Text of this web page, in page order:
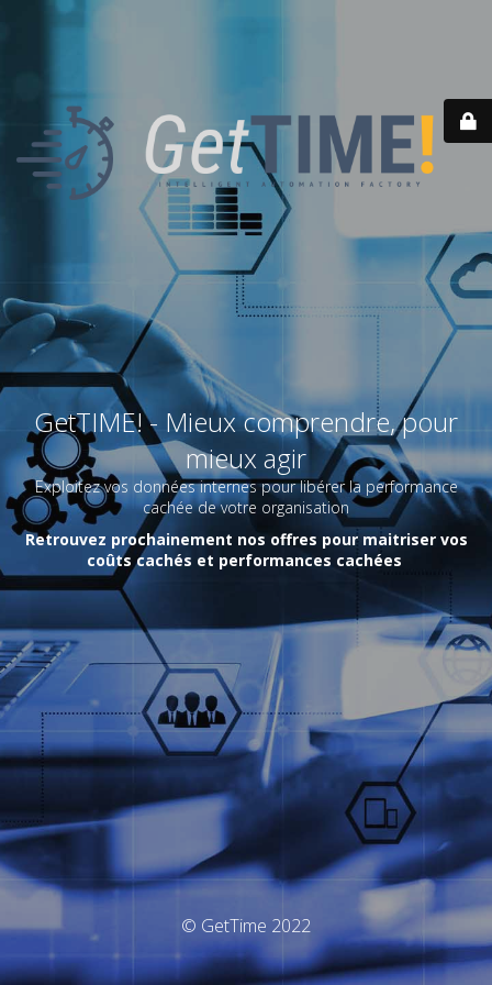
GetTIME! - Mieux comprendre, pour
mieux agir
Exploitez vos données internes pour libérer la performance
cachée de votre organisation
Retrouvez prochainement nos offres pour maitriser vos
coûts cachés et performances cachées
© GetTime 2022